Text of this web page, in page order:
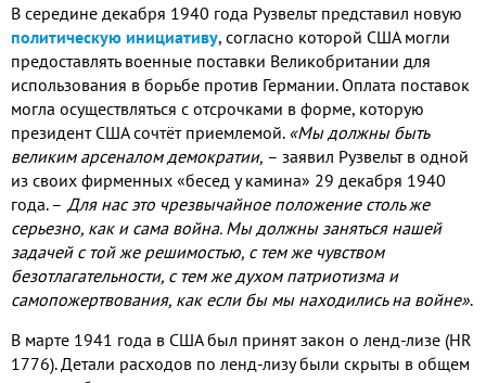
В середине декабря 1940 года Рузвельт представил новую
политическую инициативу, согласно которой США могли
предоставлять военные поставки Великобритании для
использования в борьбе против Германии. Оплата поставок
могла осуществляться с отсрочками в форме, которую
президент США сочтёт приемлемой. «Мы должны быть
великим арсеналом демократии, – заявил Рузвельт в одной
из своих фирменных «бесед у камина» 29 декабря 1940
года. – Для нас это чрезвычайное положение столь же
серьезно, как и сама война. Мы должны заняться нашей
задачей с той же решимостью, с тем же чувством
безотлагательности, с тем же духом патриотизма и
самопожертвования, как если бы мы находились на войне».
В марте 1941 года в США был принят закон о ленд-лизе (HR
1776). Детали расходов по ленд-лизу были скрыты в общем